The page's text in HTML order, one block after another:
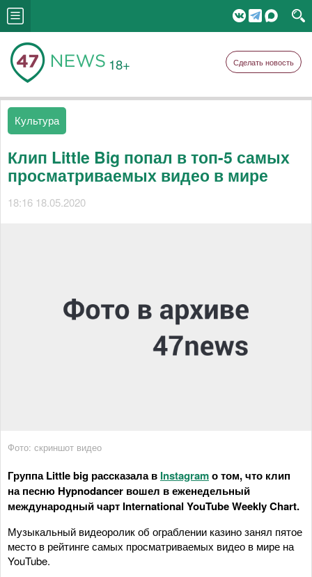
18+ Сделать новость
Культура
Клип Little Big попал в топ-5 самых
просматриваемых видео в мире
18:16 18.05.2020
Фото: скриншот видео
Группа Little big рассказала в Instagramо том, что клип
на песню Hypnodancer вошел в еженедельный
международный чарт International YouTube Weekly Chart.
Музыкальный видеоролик об ограблении казино занял пятое
место в рейтинге самых просматриваемых видео в мире на
YouTube.